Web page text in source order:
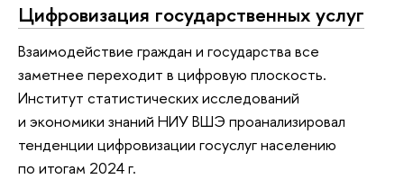
Цифровизация государственных услуг
Взаимодействие граждан и государства все
заметнее переходит в цифровую плоскость.
Институт статистических исследований
и экономики знаний НИУ ВШЭ проанализировал
тенденции цифровизации госуслуг населению
по итогам 2024 г.